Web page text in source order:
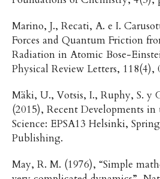
Marino, J., Recati, A. e I.
Forces and Quantum Friction
Radiation in Atomic Bose-
Physical Review Letters, 118(4),
Mäki, U., Votsis, I., Ruphy, S. y
(2015), Recent Developments
Science: EPSA13 Helsinki,
Publishing.
May, R. M. (1976), “Simple